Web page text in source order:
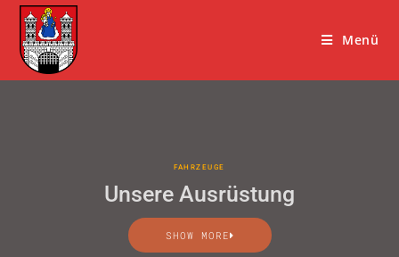
Menü
FAHRZEUGE
Unsere Ausrüstung
SHOW MORE